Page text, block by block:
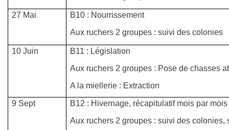
27 Mai
B10 : Nourrissement
Aux ruchers 2 groupes : suivi des colonies
10 Juin
B11 : Législation
Aux ruchers 2 groupes : Pose de chasses
A la miellerie : Extraction
9 Sept
B12 : Hivernage, récapitulatif mois par mois
Aux ruchers 2 groupes : suivi des colonies,